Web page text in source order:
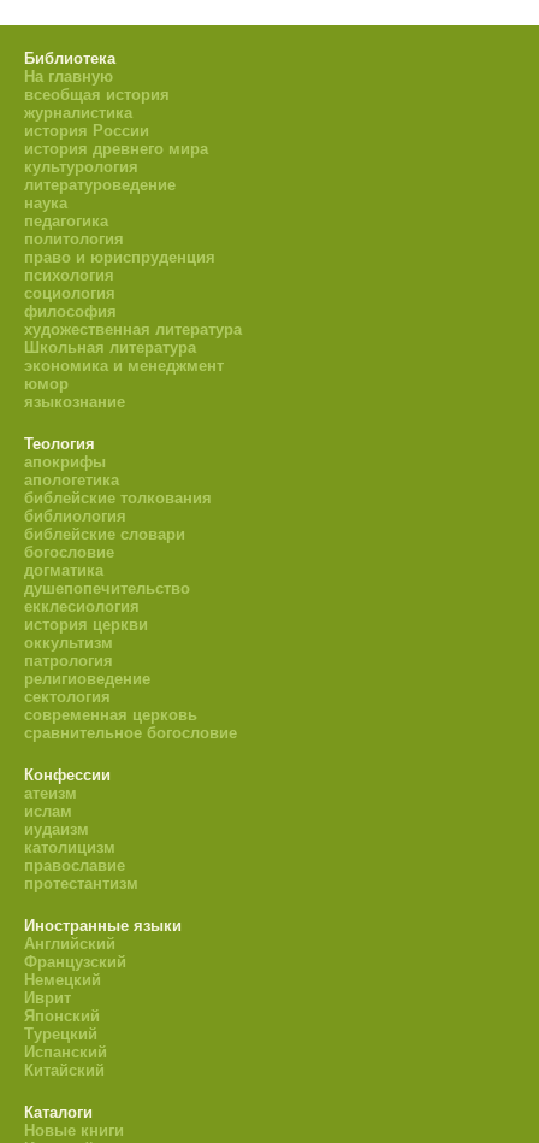
Библиотека
На главную
всеобщая история
журналистика
история России
история древнего мира
культурология
литературоведение
наука
педагогика
политология
право и юриспруденция
психология
социология
философия
художественная литература
Школьная литература
экономика и менеджмент
юмор
языкознание
Теология
апокрифы
апологетика
библейские толкования
библиология
библейские словари
богословие
догматика
душепопечительство
екклесиология
история церкви
оккультизм
патрология
религиоведение
сектология
современная церковь
сравнительное богословие
Конфессии
атеизм
ислам
иудаизм
католицизм
православие
протестантизм
Иностранные языки
Английский
Французский
Немецкий
Иврит
Японский
Турецкий
Испанский
Китайский
Каталоги
Новые книги